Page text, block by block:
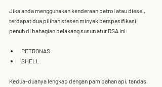
Jika anda menggunakan kenderaan petrol atau diesel,
terdapat dua pilihan stesen minyak berspesifikasi
penuh di bahagian belakang susun atur RSA ini:
PETRONAS
SHELL
Kedua-duanya lengkap dengan pam bahan api, tandas,